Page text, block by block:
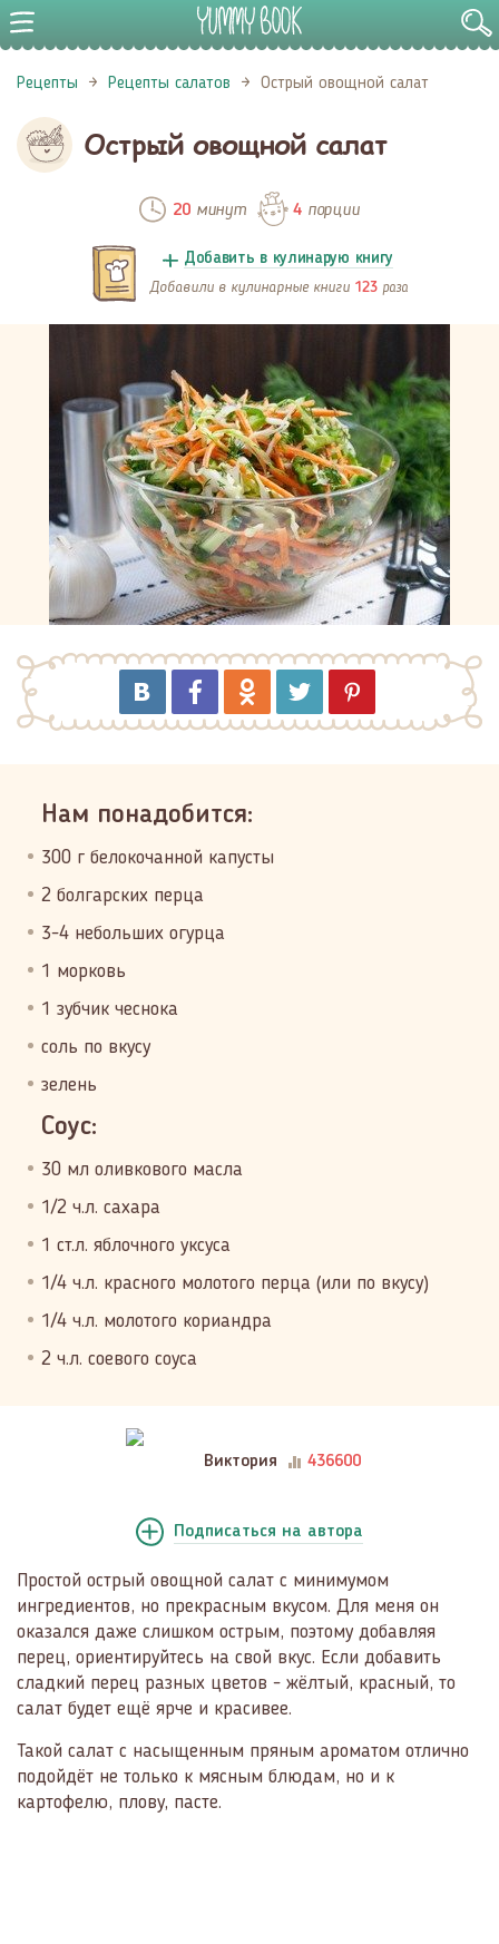
Рецепты Рецепты салатов Острый овощной салат
Острый овощной салат
20минут 4порции
Добавить в кулинарую книгу
Добавили в кулинарные книги 123 раза
Нам понадобится:
300 г белокочанной капусты
2 болгарских перца
3-4 небольших огурца
1 морковь
1 зубчик чеснока
соль по вкусу
зелень
Соус:
30 мл оливкового масла
1/2 ч.л. сахара
1 ст.л. яблочного уксуса
1/4 ч.л. красного молотого перца (или по вкусу)
1/4 ч.л. молотого кориандра
2 ч.л. соевого соуса
Виктория 436600
Подписаться на автора
Простой острый овощной салат с минимумом
ингредиентов, но прекрасным вкусом. Для меня он
оказался даже слишком острым, поэтому добавляя
перец, ориентируйтесь на свой вкус. Если добавить
сладкий перец разных цветов - жёлтый, красный, то
салат будет ещё ярче и красивее.
Такой салат с насыщенным пряным ароматом отлично
подойдёт не только к мясным блюдам, но и к
картофелю, плову, пасте.